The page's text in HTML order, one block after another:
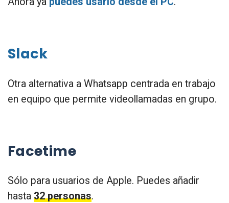
Slack
Otra alternativa a Whatsapp centrada en trabajo
en equipo que permite videollamadas en grupo.
Facetime
Sólo para usuarios de Apple. Puedes añadir
hasta 32 personas.